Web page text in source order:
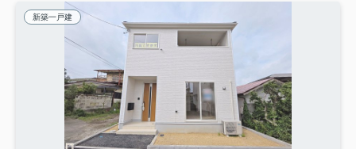
新築一戸建